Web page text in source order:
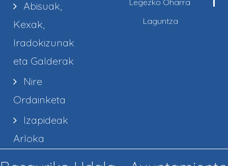
Abisuak,
Kexak,
Iradokizunak
eta Galderak
Nire
Ordainketa
Izapideak
Arloka
Legezko Oharra
Laguntza